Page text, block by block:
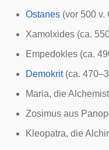
Ostanes (vor 500 v.
Xamolxides (ca.
Empedokles (ca.
Demokrit(ca.
Maria, die
Zosimus aus
Kleopatra, die